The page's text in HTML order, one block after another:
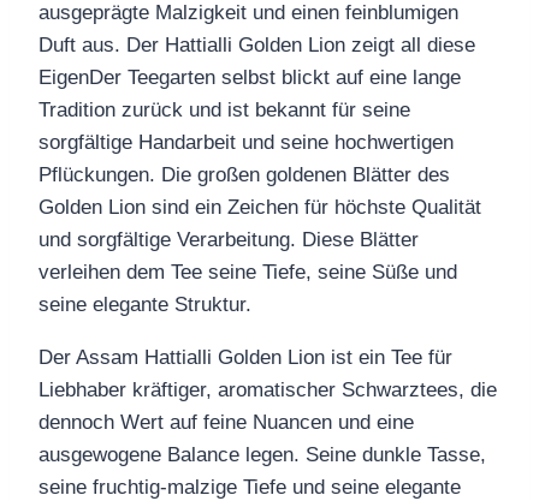
ausgeprägte Malzigkeit und einen feinblumigen
Duft aus. Der Hattialli Golden Lion zeigt all diese
EigenDer Teegarten selbst blickt auf eine lange
Tradition zurück und ist bekannt für seine
sorgfältige Handarbeit und seine hochwertigen
Pflückungen. Die großen goldenen Blätter des
Golden Lion sind ein Zeichen für höchste Qualität
und sorgfältige Verarbeitung. Diese Blätter
verleihen dem Tee seine Tiefe, seine Süße und
seine elegante Struktur.
Der Assam Hattialli Golden Lion ist ein Tee für
Liebhaber kräftiger, aromatischer Schwarztees, die
dennoch Wert auf feine Nuancen und eine
ausgewogene Balance legen. Seine dunkle Tasse,
seine fruchtig‑malzige Tiefe und seine elegante